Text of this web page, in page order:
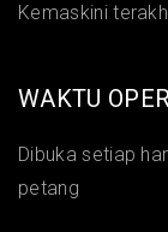
Kemaskini
WAKTU
Dibuka setiap
petang